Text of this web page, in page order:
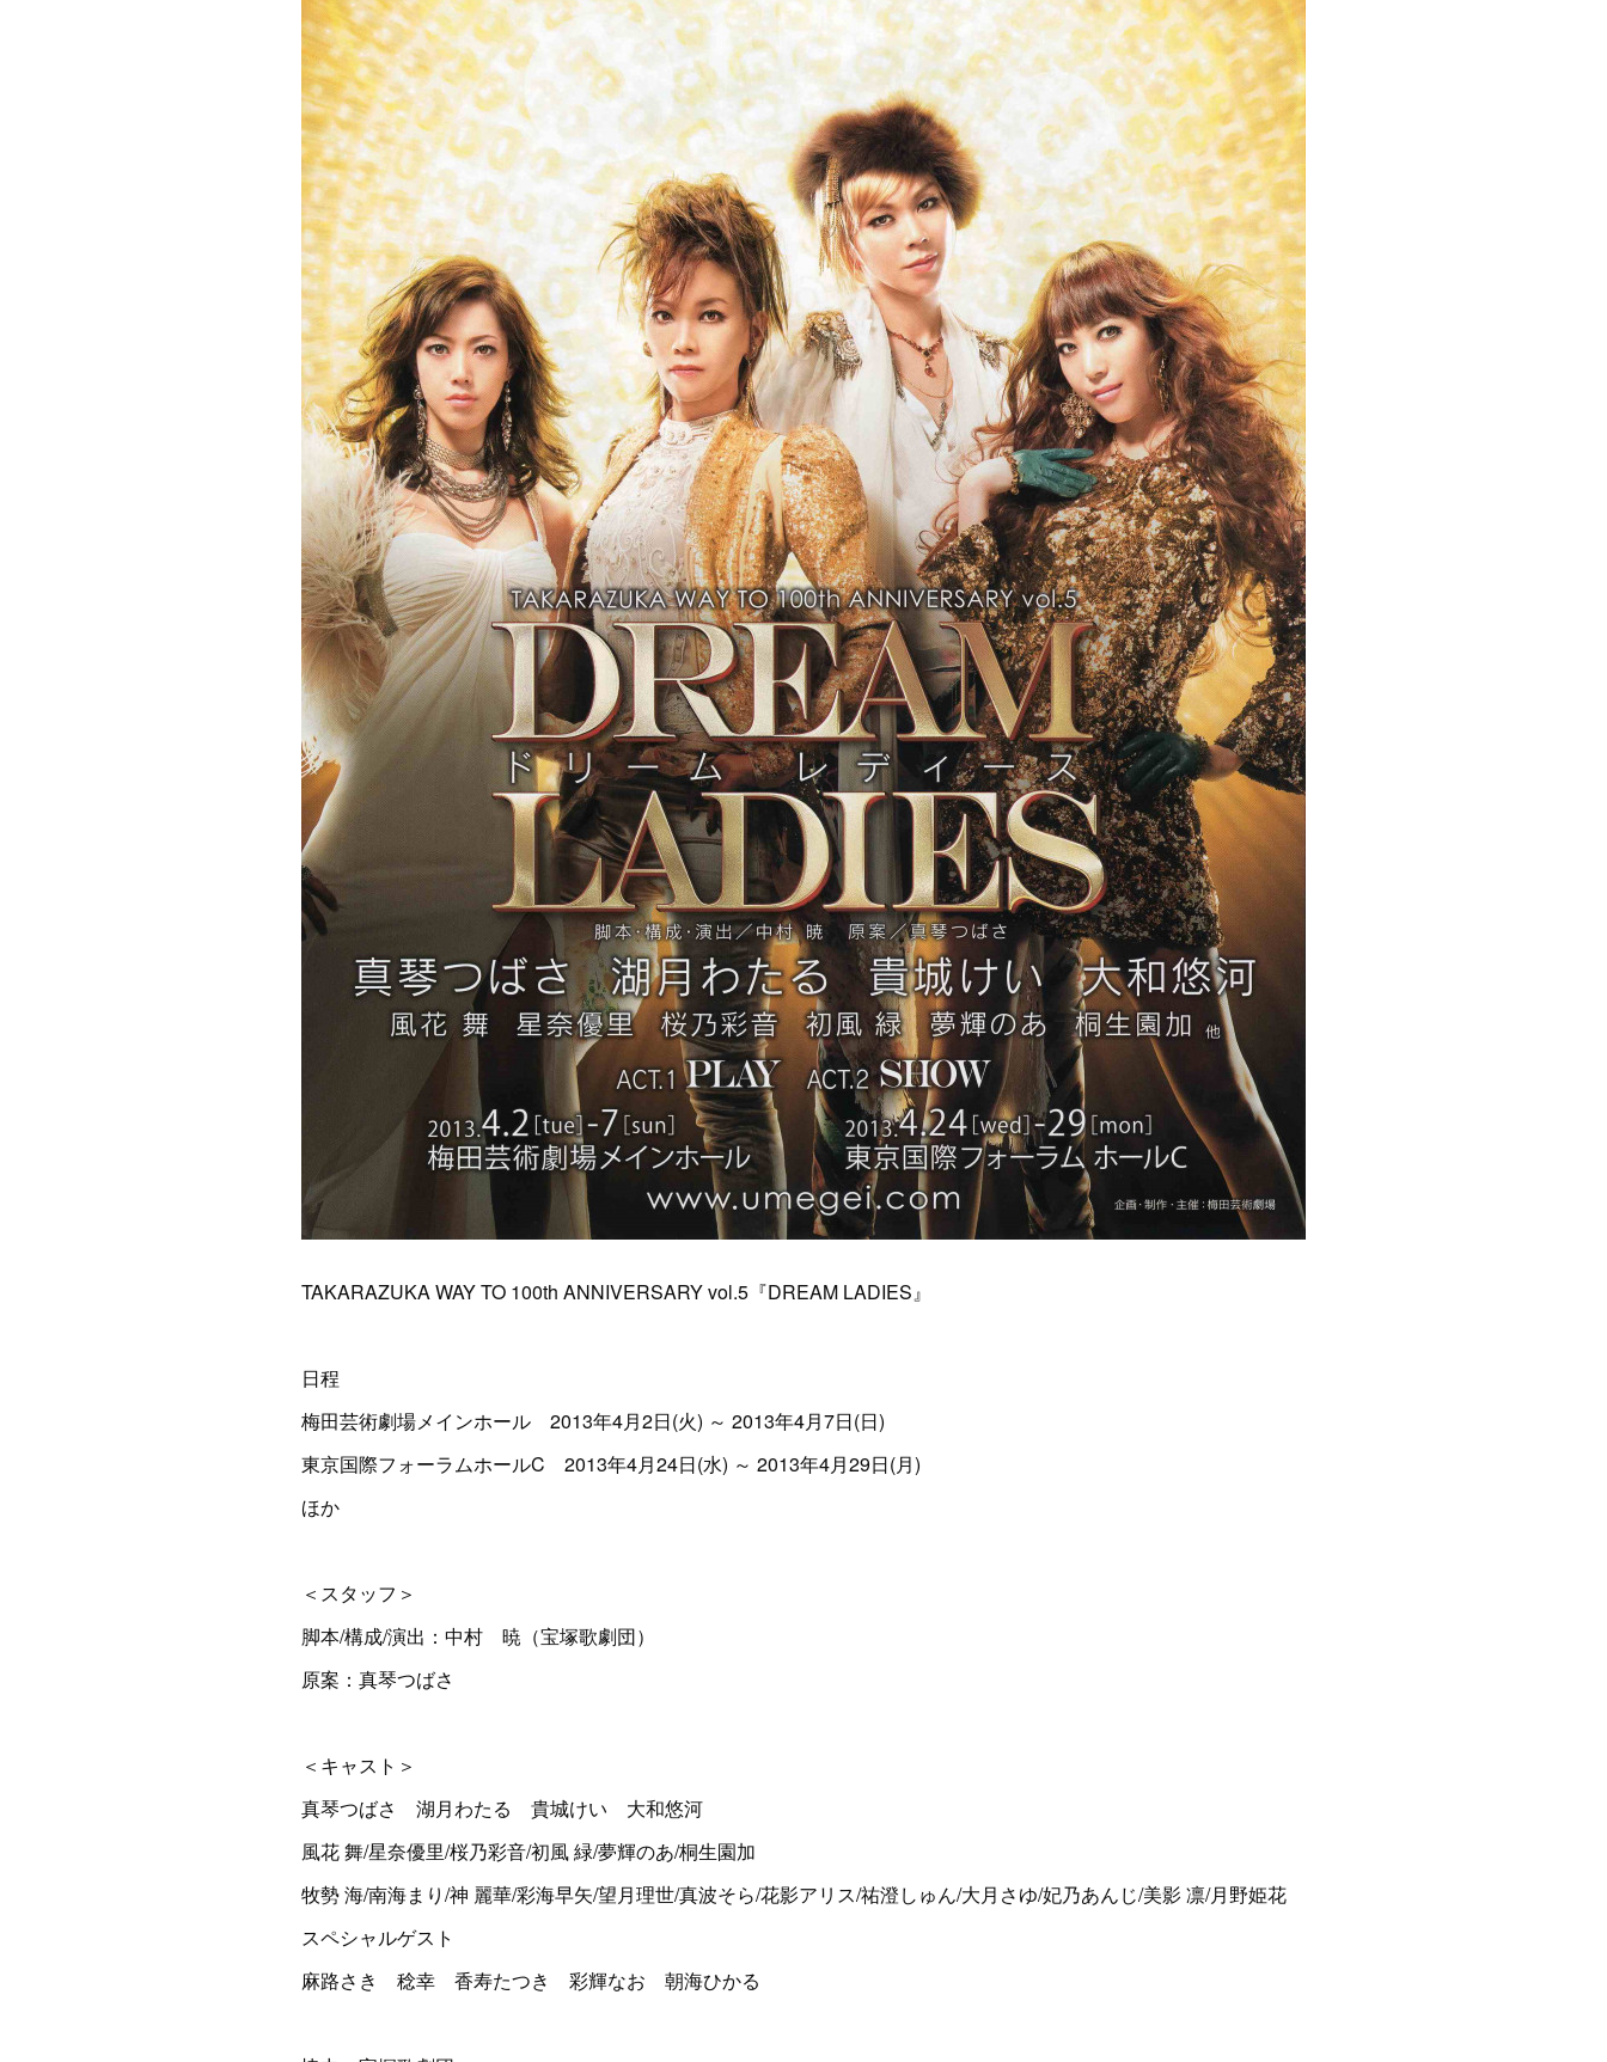
TAKARAZUKA WAY TO 100th ANNIVERSARY vol.5『DREAM LADIES』
日程
梅田芸術劇場メインホール 2013年4月2日(火) ～ 2013年4月7日(日)
東京国際フォーラムホールC 2013年4月24日(水) ～ 2013年4月29日(月)
ほか
＜スタッフ＞
脚本/構成/演出：中村 暁（宝塚歌劇団）
原案：真琴つばさ
＜キャスト＞
真琴つばさ 湖月わたる 貴城けい 大和悠河
風花 舞/星奈優里/桜乃彩音/初風 緑/夢輝のあ/桐生園加
牧勢 海/南海まり/神 麗華/彩海早矢/望月理世/真波そら/花影アリス/祐澄しゅん/大月さゆ/妃乃あんじ/美影 凛/月野姫花
スペシャルゲスト
麻路さき 稔幸 香寿たつき 彩輝なお 朝海ひかる